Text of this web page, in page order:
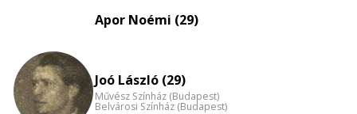
Apor Noémi (29)
Joó László (29)
Művész Színház (Budapest)
Belvárosi Színház (Budapest)